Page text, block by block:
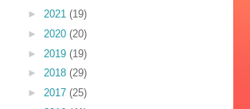
► 2021 (19)
► 2020 (20)
► 2019 (19)
► 2018 (29)
► 2017 (25)